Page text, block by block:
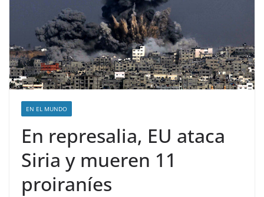
EN EL MUNDO
En represalia, EU ataca
Siria y mueren 11
proiraníes